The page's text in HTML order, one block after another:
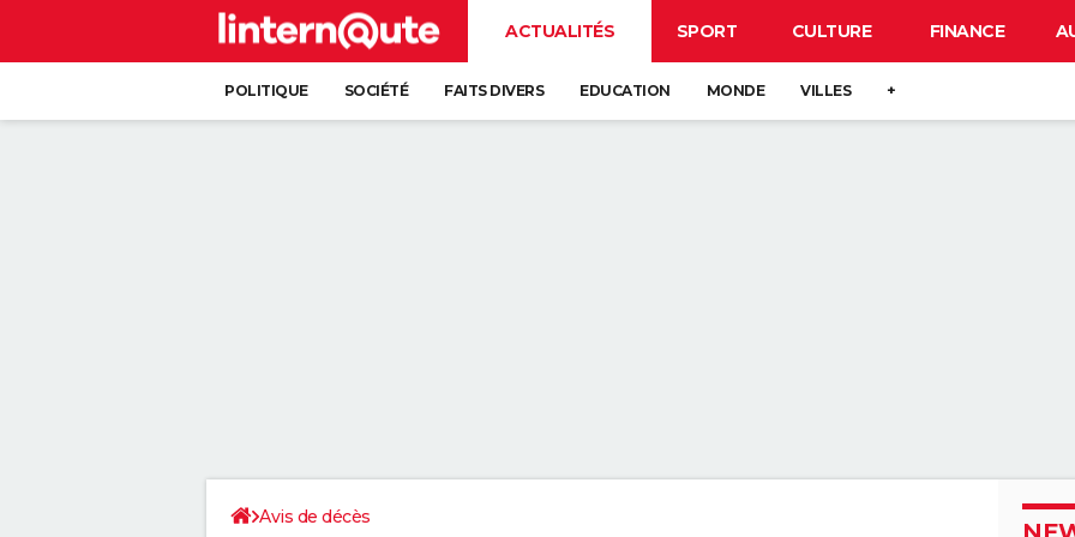
ACTUALITÉS SPORT CULTURE FINANCE
POLITIQUE SOCIÉTÉ FAITS DIVERS EDUCATION MONDE VILLES +
Avis de décès